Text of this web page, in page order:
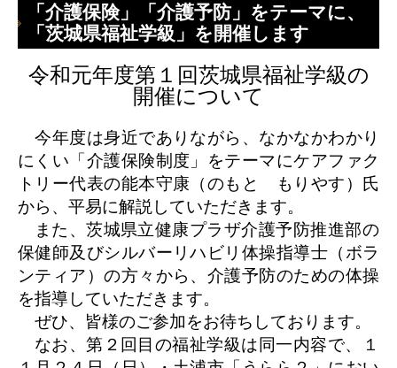
「介護保険」「介護予防」をテーマに、
「茨城県福祉学級」を開催します
令和元年度第１回茨城県福祉学級の
開催について
今年度は身近でありながら、なかなかわかり
にくい「介護保険制度」をテーマにケアファク
トリー代表の能本守康（のもと もりやす）氏
から、平易に解説していただきます。
また、茨城県立健康プラザ介護予防推進部の
保健師及びシルバーリハビリ体操指導士（ボラ
ンティア）の方々から、介護予防のための体操
を指導していただきます。
ぜひ、皆様のご参加をお待ちしております。
なお、第２回目の福祉学級は同一内容で、１